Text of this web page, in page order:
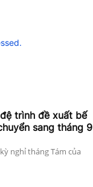
trình đề xuất bế
sang tháng 9
nghỉ tháng Tám của